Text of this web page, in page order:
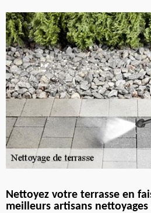
Nettoyez votre terrasse en
meilleurs artisans nettoyages